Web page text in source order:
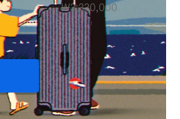
₩3,330,000